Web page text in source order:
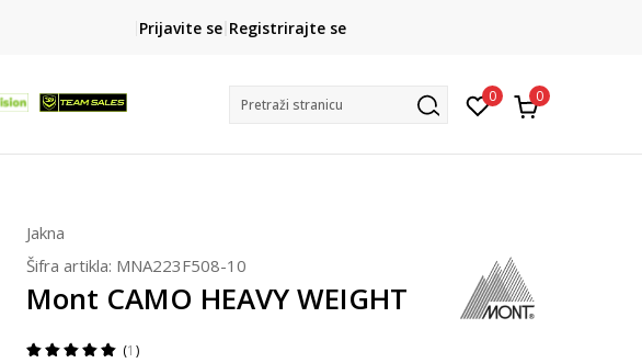
Kako do R1 računa?
Saznajte više
Prijavite se Registrirajte se
Pretraži stranicu 0 0
Jakna
Šifra artikla: MNA223F508-10
Mont CAMO HEAVY WEIGHT
1